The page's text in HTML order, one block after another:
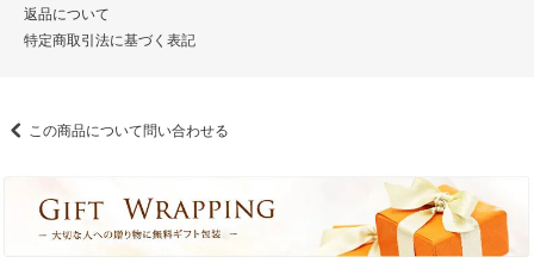
返品について
特定商取引法に基づく表記
この商品について問い合わせる